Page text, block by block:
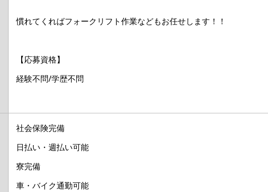
慣れてくればフォークリフト作業などもお任せします！！
【応募資格】
経験不問/学歴不問
社会保険完備
日払い・週払い可能
寮完備
車・バイク通勤可能